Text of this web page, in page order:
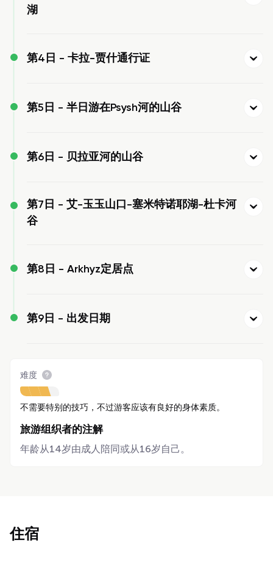
湖
第4日 - 卡拉-贾什通行证
第5日 - 半日游在Psysh河的山谷
第6日 - 贝拉亚河的山谷
第7日 - 艾-玉玉山口-塞米特诺耶湖-杜卡河
谷
第8日 - Arkhyz定居点
第9日 - 出发日期
难度
不需要特别的技巧，不过游客应该有良好的身体素质。
旅游组织者的注解
年龄从14岁由成人陪同或从16岁自己。
住宿